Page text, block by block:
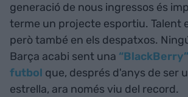
generació de nous ingressos és
terme un projecte esportiu. Talent
però també en els despatxos.
Barça acabi sent una
futbol que, després d'anys de ser
estrella, ara només viu del record.